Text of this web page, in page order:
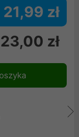
21,99 zł
23,00 zł